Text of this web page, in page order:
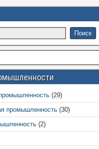
(29)
промышленность (30)
(2)